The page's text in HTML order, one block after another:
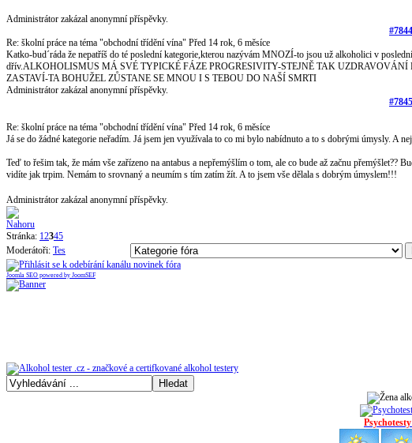
Administrátor zakázal anonymní příspěvky.
#7844
Re: školní práce na téma "obchodní třídění vína" Před 14 rok, 6 měsíce
Katko-bud´ráda že nepatříš do té poslední kategorie,kterou nazývám MNOZÍ-to jsou už alkoholici v
dřív.ALKOHOLISMUS MÁ SVÉ TYPICKÉ FÁZE PROGRESIVITY-STEJNĚ TAK
ZASTAVÍ-TA BOHUŽEL ZŮSTANE SE MNOU I S TEBOU DO NAŠÍ SMRTI
Administrátor zakázal anonymní příspěvky.
#7845
Re: školní práce na téma "obchodní třídění vína" Před 14 rok, 6 měsíce
Já se do žádné kategorie neřadím. Já jsem jen využívala to co mi bylo nabídnuto a to s dobrými úmysly. A
Teď to řešim tak, že mám vše zařízeno na antabus a nepřemýšlím o tom, ale co bude až začnu
vidíte jak trpim. Nemám to srovnaný a neumím s tím zatím žít. A to jsem vše dělala s dobrým úmyslem!!!
Administrátor zakázal anonymní příspěvky.
Stránka: 12345
Moderátoři: Tes
Joomla SEO powered by JoomSEF